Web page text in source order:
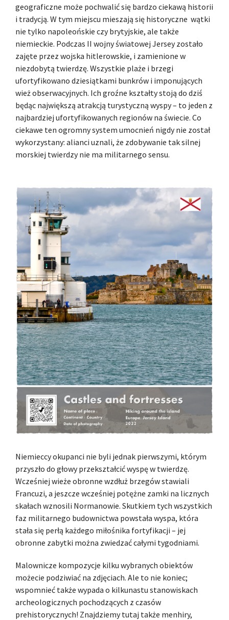
geograficzne może pochwalić się bardzo ciekawą historii
i tradycją. W tym miejscu mieszają się historyczne wątki
nie tylko napoleońskie czy brytyjskie, ale także
niemieckie. Podczas II wojny światowej Jersey zostało
zajęte przez wojska hitlerowskie, i zamienione w
niezdobytą twierdzę. Wszystkie plaże i brzegi
ufortyfikowano dziesiątkami bunkrów i imponujących
wież obserwacyjnych. Ich groźne kształty stoją do dziś
będąc największą atrakcją turystyczną wyspy – to jeden z
najbardziej ufortyfikowanych regionów na świecie. Co
ciekawe ten ogromny system umocnień nigdy nie został
wykorzystany: alianci uznali, że zdobywanie tak silnej
morskiej twierdzy nie ma militarnego sensu.
Niemieccy okupanci nie byli jednak pierwszymi, którym
przyszło do głowy przekształcić wyspę w twierdzę.
Wcześniej wieże obronne wzdłuż brzegów stawiali
Francuzi, a jeszcze wcześniej potężne zamki na licznych
skałach wznosili Normanowie. Skutkiem tych wszystkich
faz militarnego budownictwa powstała wyspa, która
stała się perłą każdego miłośnika fortyfikacji – jej
obronne zabytki można zwiedzać całymi tygodniami.
Malownicze kompozycje kilku wybranych obiektów
możecie podziwiać na zdjęciach. Ale to nie koniec;
wspomnieć także wypada o kilkunastu stanowiskach
archeologicznych pochodzących z czasów
prehistorycznych! Znajdziemy tutaj także menhiry,